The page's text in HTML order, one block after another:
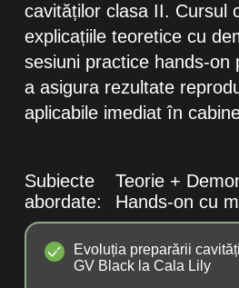
cavităților clasa II. Cursul
explicațiile teoretice cu
sesiuni practice hands-on
a asigura rezultate
aplicabile imediat în
Subiecte
abordate:
Teorie +
Hands-on cu
Evoluția preparării
GV Black la Cala Lily